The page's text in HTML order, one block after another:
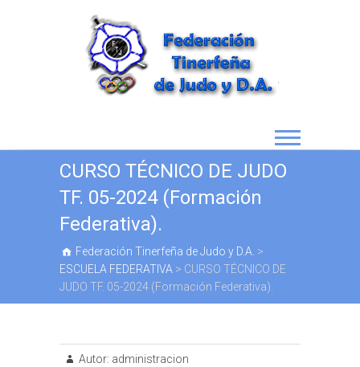
CURSO TÉCNICO DE JUDO
TF. 05-2024 (Formación
Federativa).
Federación Tinerfeña de Judo y D.A. >
ESCUELA FEDERATIVA > CURSO TÉCNICO DE
JUDO TF. 05-2024 (Formación Federativa).
Autor: administracion